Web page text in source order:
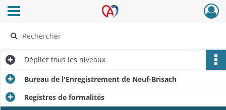
Archives Alsace - Colmar
Ouvrir le menu déroulant
Déplier tous les niveaux
Bureau de l'Enregistrement de Neuf-Brisach
Registres de formalités